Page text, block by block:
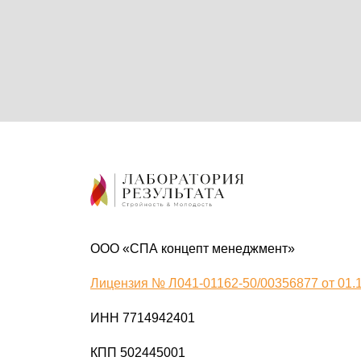
ООО «СПА концепт менеджмент»
Лицензия № Л041-01162-50/00356877 от
ИНН 7714942401
КПП 502445001